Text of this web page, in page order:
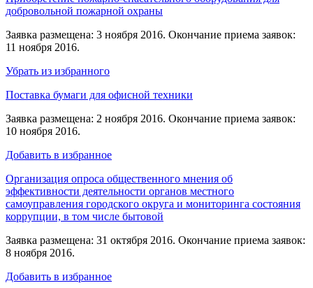
добровольной пожарной охраны
Заявка размещена: 3 ноября 2016. Окончание приема заявок:
11 ноября 2016.
Убрать из избранного
Поставка бумаги для офисной техники
Заявка размещена: 2 ноября 2016. Окончание приема заявок:
10 ноября 2016.
Добавить в избранное
Организация опроса общественного мнения об
эффективности деятельности органов местного
самоуправления городского округа и мониторинга состояния
коррупции, в том числе бытовой
Заявка размещена: 31 октября 2016. Окончание приема заявок:
8 ноября 2016.
Добавить в избранное